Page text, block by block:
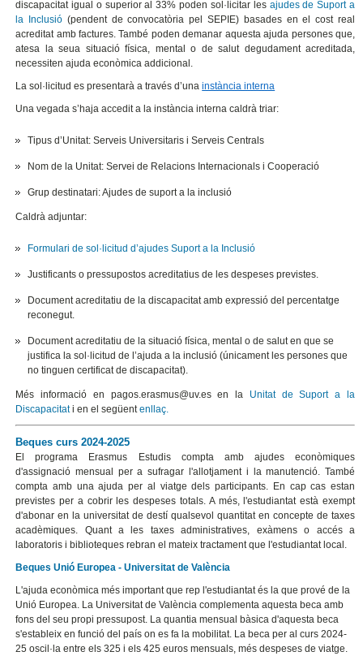
discapacitat igual o superior al 33% poden sol·licitar les ajudes de Suport a
la Inclusió (pendent de convocatòria pel SEPIE) basades en el cost real
acreditat amb factures. També poden demanar aquesta ajuda persones que,
atesa la seua situació física, mental o de salut degudament acreditada,
necessiten ajuda econòmica addicional.
La sol·licitud es presentarà a través d’unainstància interna
Una vegada s’haja accedit a la instància interna caldrà triar:
Tipus d’Unitat: Serveis Universitaris i Serveis Centrals
Nom de la Unitat: Servei de Relacions Internacionals i Cooperació
Grup destinatari: Ajudes de suport a la inclusió
Caldrà adjuntar:
Formulari de sol·licitud d’ajudes Suport a la Inclusió
Justificants o pressupostos acreditatius de les despeses previstes.
Document acreditatiu de la discapacitat amb expressió del percentatge
reconegut.
Document acreditatiu de la situació física, mental o de salut en que se
justifica la sol·licitud de l’ajuda a la inclusió (únicament les persones que
no tinguen certificat de discapacitat).
Més informació en pagos.erasmus@uv.es en la Unitat de Suport a la
Discapacitati en el següentenllaç.
Beques curs 2024-2025
El programa Erasmus Estudis compta amb ajudes econòmiques
d'assignació mensual per a sufragar l'allotjament i la manutenció. També
compta amb una ajuda per al viatge dels participants. En cap cas estan
previstes per a cobrir les despeses totals. A més, l'estudiantat està exempt
d'abonar en la universitat de destí qualsevol quantitat en concepte de taxes
acadèmiques. Quant a les taxes administratives, exàmens o accés a
laboratoris i biblioteques rebran el mateix tractament que l'estudiantat local.
Beques Unió Europea - Universitat de València
L'ajuda econòmica més important que rep l'estudiantat és la que prové de la
Unió Europea. La Universitat de València complementa aquesta beca amb
fons del seu propi pressupost. La quantia mensual bàsica d'aquesta beca
s'estableix en funció del país on es fa la mobilitat. La beca per al curs 2024-
25 oscil·la entre els 325 i els 425 euros mensuals, més despeses de viatge.